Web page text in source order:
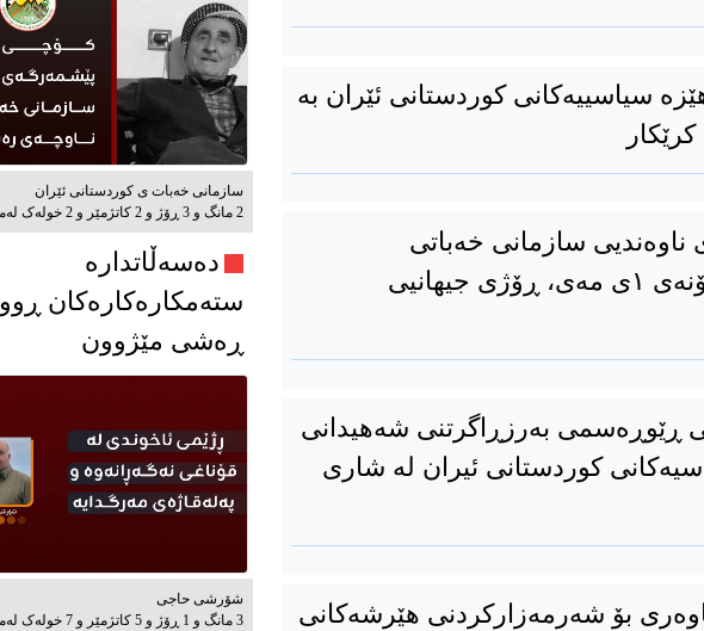
سیاسییەکانی کوردستانی ئێران بە
ناوەندیی سازمانی خەباتی
کوردستانی ئێران بەبۆنەی ١ی مەی، ڕۆژی جیهانیی
ڕێوڕەسمی بەرزڕاگرتنی شەهیدانی
کوردستانی ئیران لە شاری
بۆ شەرمەزارکردنی هێرشەکانی
سازمانی خەبات ی كوردستانی ئێران
2 مانگ و 3 ڕۆژ و 2 کاتژمێر و 2 خوله‌ک له‌مه‌وپێش‌
دەسەڵاتدارە
ستەمکارەکارەکان ڕوو
ڕەشی مێژوون
شۆرشی حاجی
3 مانگ و 1 ڕۆژ و 5 کاتژمێر و 7 خوله‌ک له‌مه‌وپێش‌